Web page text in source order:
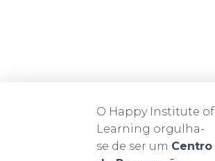
O Happy Institute of
Learning orgulha-
se de ser um Centro